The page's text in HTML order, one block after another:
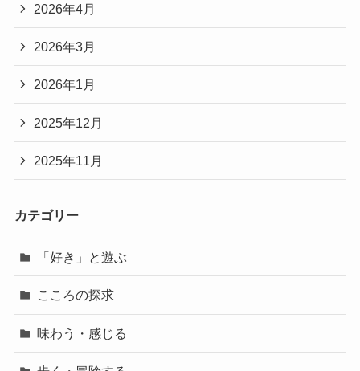
2026年4月
2026年3月
2026年1月
2025年12月
2025年11月
カテゴリー
「好き」と遊ぶ
こころの探求
味わう・感じる